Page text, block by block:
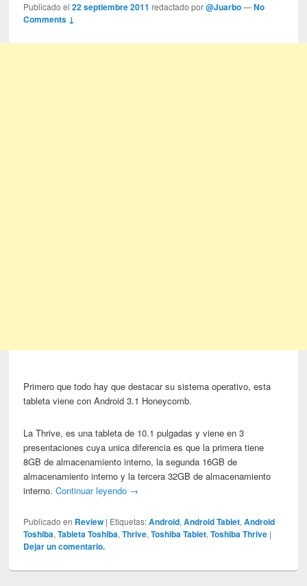
Publicado el22 septiembre 2011 redactado por@Juarbo —No
Comments ↓
Primero que todo hay que destacar su sistema operativo, esta
tableta viene con Android 3.1 Honeycomb.
La Thrive, es una tableta de 10.1 pulgadas y viene en 3
presentaciones cuya unica diferencia es que la primera tiene
8GB de almacenamiento interno, la segunda 16GB de
almacenamiento interno y la tercera 32GB de almacenamiento
interno.Continuar leyendo →
Publicado en Review | Etiquetas: Android,Android Tablet,Android
Toshiba,Tableta Toshiba,Thrive,Toshiba Tablet,Toshiba Thrive |
Dejar un comentario.